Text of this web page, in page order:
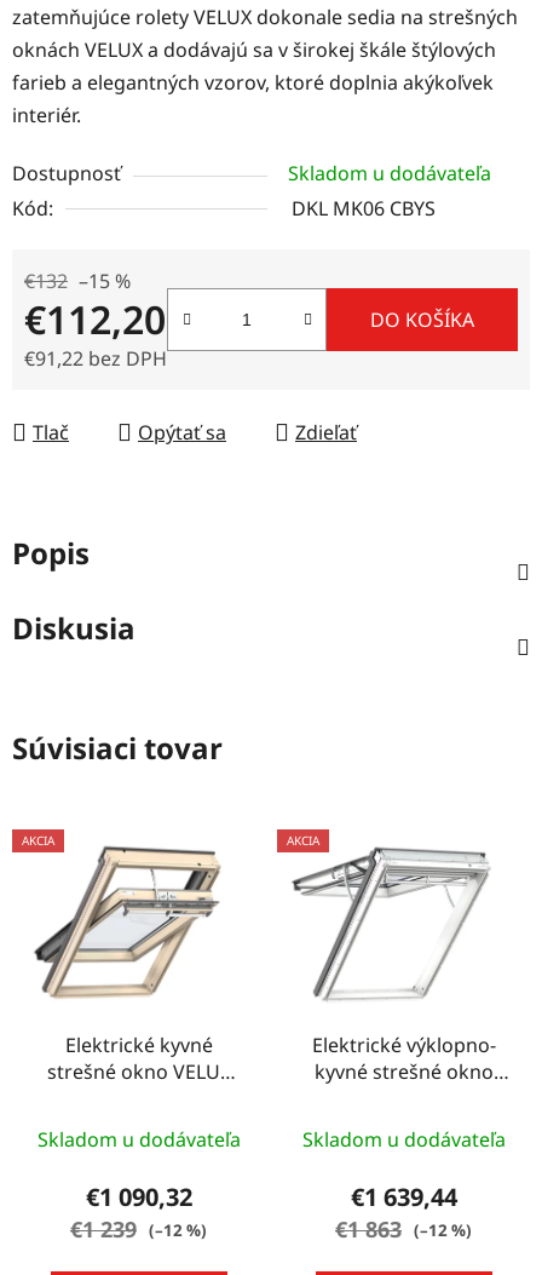
zatemňujúce rolety VELUX dokonale sedia na strešných
oknách VELUX a dodávajú sa v širokej škále štýlových
farieb a elegantných vzorov, ktoré doplnia akýkoľvek
interiér.
Dostupnosť
Skladom u dodávateľa
Kód:
DKL MK06 CBYS
€132 –15 %
€112,20
€91,22 bez DPH
DO KOŠÍKA
Tlač Opýtať sa Zdieľať
Popis
Diskusia
Súvisiaci tovar
AKCIA
Elektrické kyvné
strešné okno VELUX
Skladom u dodávateľa
€1 090,32
€1 239 (–12 %)
AKCIA
Elektrické výklopno-
kyvné strešné okno
118 CM
Skladom u dodávateľa
€1 639,44
€1 863 (–12 %)